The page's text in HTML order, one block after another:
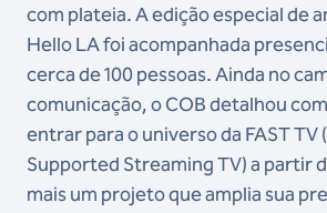
com plateia. A edição especial de
Hello LA foi acompanhada
cerca de 100 pessoas. Ainda no
comunicação, o COB detalhou
entrar para o universo da FAST TV
Supported Streaming TV) a partir
mais um projeto que amplia sua